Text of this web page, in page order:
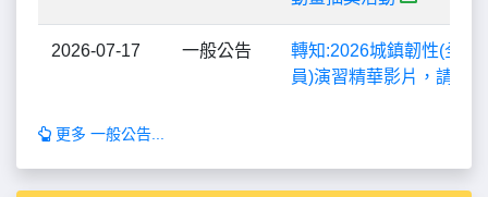
2026-07-17 一般公告
轉知:2026城鎮韌性(全民
員)演習精華影片，請參閱
更多 一般公告...